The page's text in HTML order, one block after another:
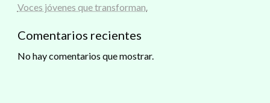
Voces jóvenes que transforman.
Comentarios recientes
No hay comentarios que mostrar.